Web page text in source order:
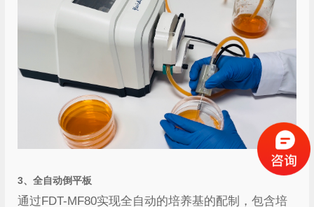
3、全自动倒平板
通过FDT-MF80实现全自动的培养基的配制，包含培